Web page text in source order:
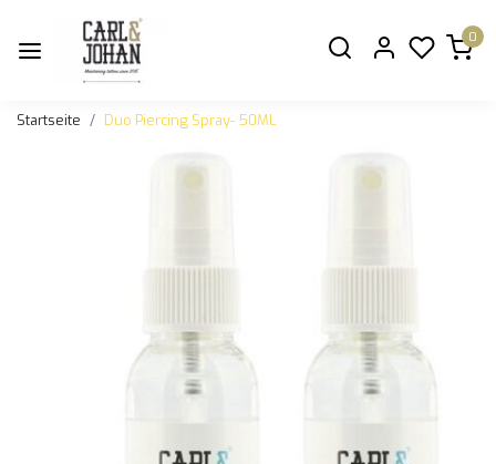
0
Startseite Duo Piercing Spray- 50ML